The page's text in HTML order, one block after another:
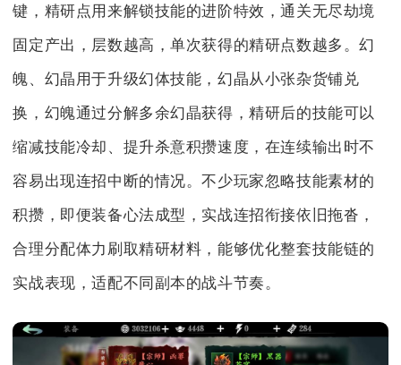
键，精研点用来解锁技能的进阶特效，通关无尽劫境
固定产出，层数越高，单次获得的精研点数越多。幻
魄、幻晶用于升级幻体技能，幻晶从小张杂货铺兑
换，幻魄通过分解多余幻晶获得，精研后的技能可以
缩减技能冷却、提升杀意积攒速度，在连续输出时不
容易出现连招中断的情况。不少玩家忽略技能素材的
积攒，即便装备心法成型，实战连招衔接依旧拖沓，
合理分配体力刷取精研材料，能够优化整套技能链的
实战表现，适配不同副本的战斗节奏。